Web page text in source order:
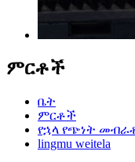
ምርቶች
ቤት
ምርቶች
የኋላ የጭነት
lingmu weitela